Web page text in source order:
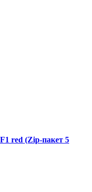
red (Zip-пакет 5